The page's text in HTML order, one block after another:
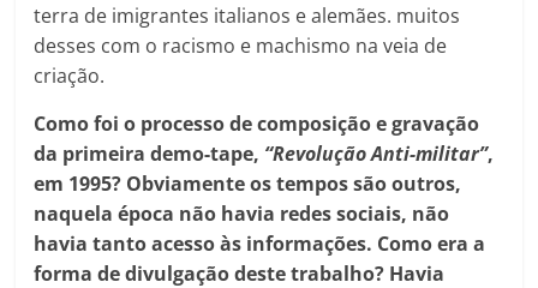
terra de imigrantes italianos e alemães. muitos
desses com o racismo e machismo na veia de
criação.
Como foi o processo de composição e gravação
da primeira demo-tape, “Revolução Anti-militar”,
em 1995? Obviamente os tempos são outros,
naquela época não havia redes sociais, não
havia tanto acesso às informações. Como era a
forma de divulgação deste trabalho? Havia